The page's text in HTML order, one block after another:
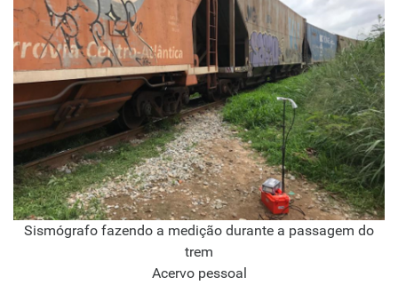
Sismógrafo fazendo a medição durante a passagem do
trem
Acervo pessoal